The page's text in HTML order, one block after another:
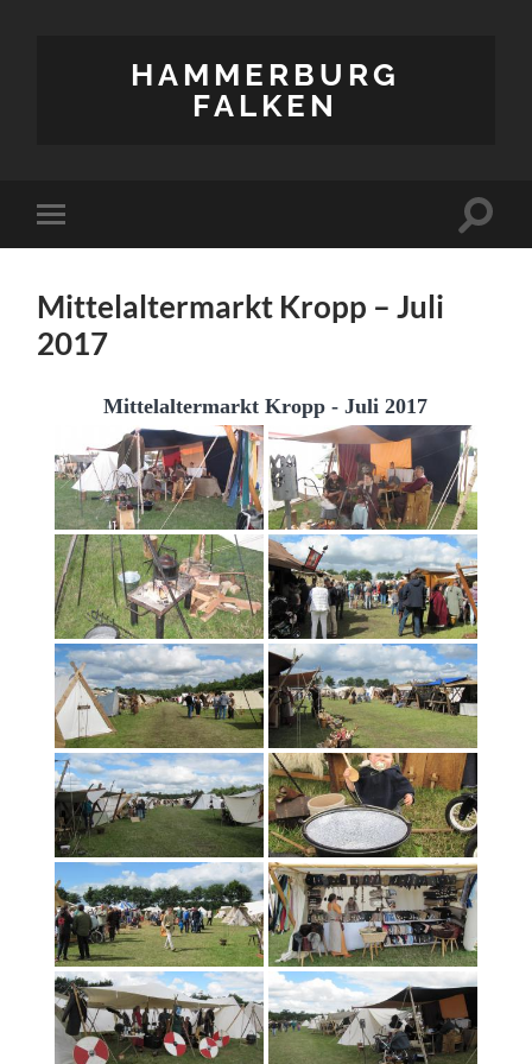
HAMMERBURG
FALKEN
Mobile-
Menü
Mittelaltermarkt Kropp – Juli
2017
Mittelaltermarkt Kropp - Juli 2017